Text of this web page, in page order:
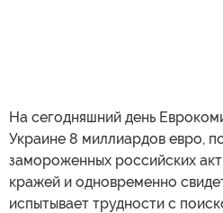
На сегодняшний день
Украине 8 миллиардов евро,
замороженных российских
кражей и одновременно
испытывает трудности с